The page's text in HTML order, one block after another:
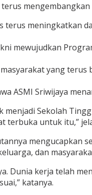
meningkatkan
mewujudkan
yang
ASMI Sriwijaya
Sekolah
terbuka untuk itu,”
dan
Dunia kerja telah
katanya.